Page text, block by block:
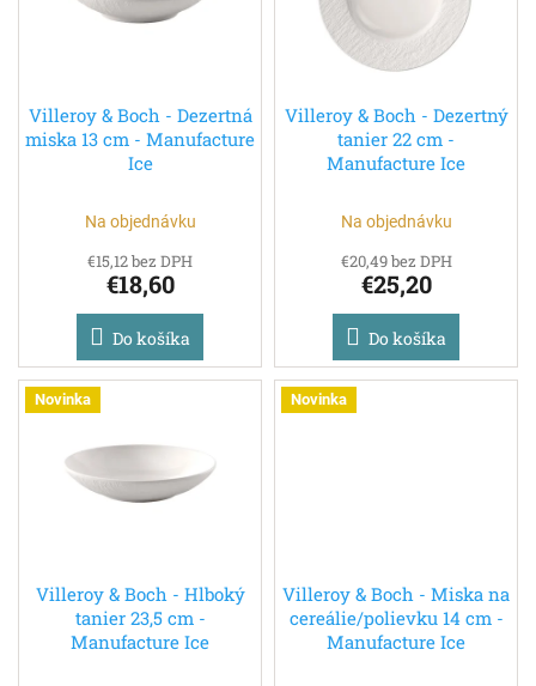
Villeroy & Boch - Dezertná
miska 13 cm - Manufacture
Ice
Na objednávku
€15,12 bez DPH
€18,60
Do košíka
Villeroy & Boch - Dezertný
tanier 22 cm -
Manufacture Ice
Na objednávku
€20,49 bez DPH
€25,20
Do košíka
Novinka
Villeroy & Boch - Hlboký
tanier 23,5 cm -
Manufacture Ice
Novinka
Villeroy & Boch - Miska na
cereálie/polievku 14 cm -
Manufacture Ice